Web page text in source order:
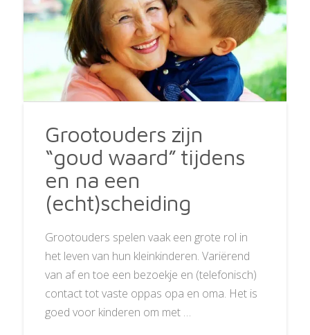
Grootouders zijn
“goud waard” tijdens
en na een
(echt)scheiding
Grootouders spelen vaak een grote rol in
het leven van hun kleinkinderen. Variërend
van af en toe een bezoekje en (telefonisch)
contact tot vaste oppas opa en oma. Het is
goed voor kinderen om met …